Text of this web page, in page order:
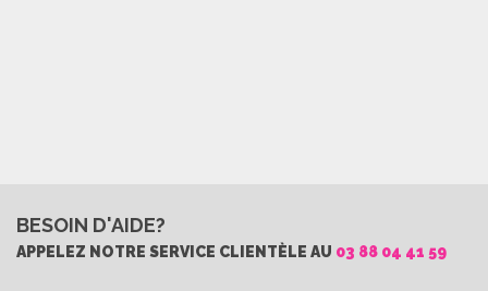
BESOIN D'AIDE?
APPELEZ NOTRE SERVICE CLIENTÈLE AU 03 88 04 41 59